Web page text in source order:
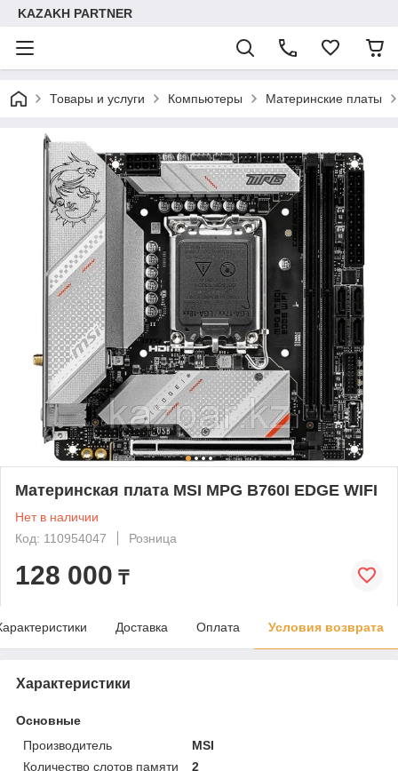
KAZAKH PARTNER
Товары и услуги Компьютеры Материнские платы
Материнская плата MSI MPG B760I EDGE WIFI
Нет в наличии
Код: 110954047
Розница
128 000 ₸
Доставка Оплата Условия возврата
Характеристики
Основные
Производитель
MSI
Количество слотов памяти
2